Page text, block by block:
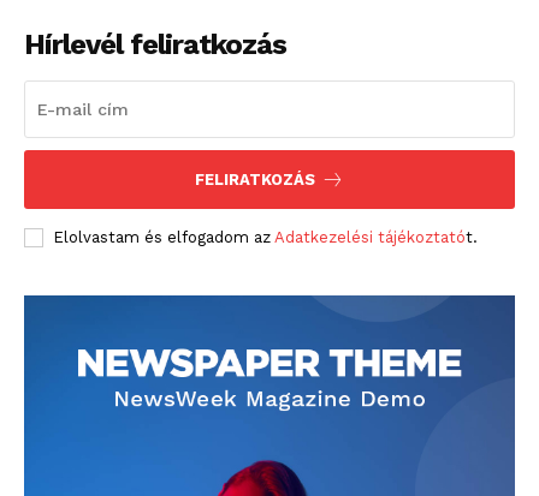
blogSZOLNOK
Hírlevél feliratkozás
FELIRATKOZÁS
Elolvastam és elfogadom az Adatkezelési tájékoztatót.